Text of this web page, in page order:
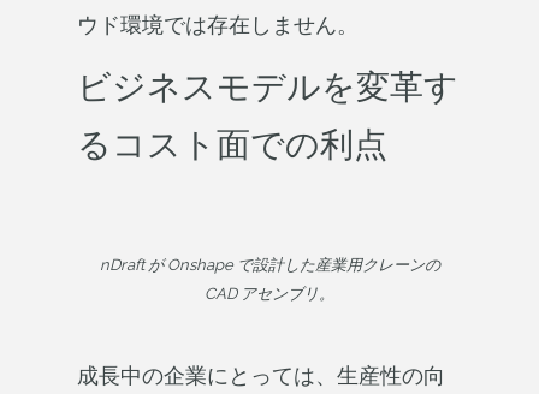
ウド環境では存在しません。
ビジネスモデルを変革す
るコスト面での利点
nDraft が Onshape で設計した産業用クレーンの
CAD アセンブリ。
成長中の企業にとっては、生産性の向